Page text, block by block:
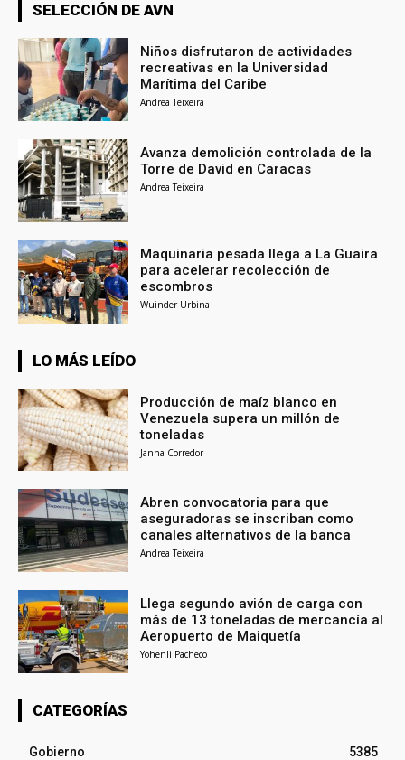
SELECCIÓN DE AVN
Niños disfrutaron de actividades
recreativas en la Universidad
Marítima del Caribe
Andrea Teixeira
Avanza demolición controlada de la
Torre de David en Caracas
Andrea Teixeira
Maquinaria pesada llega a La Guaira
para acelerar recolección de
escombros
Wuinder Urbina
LO MÁS LEÍDO
Producción de maíz blanco en
Venezuela supera un millón de
toneladas
Janna Corredor
Abren convocatoria para que
aseguradoras se inscriban como
canales alternativos de la banca
Andrea Teixeira
Llega segundo avión de carga con
más de 13 toneladas de mercancía al
Aeropuerto de Maiquetía
Yohenli Pacheco
CATEGORÍAS
Gobierno
5385